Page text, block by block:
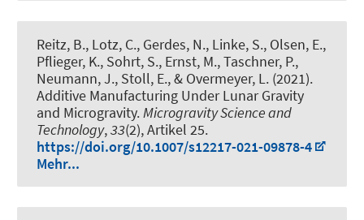
Reitz, B., Lotz, C., Gerdes, N., Linke, S., Olsen, E.,
Pflieger, K., Sohrt, S., Ernst, M., Taschner, P.,
Neumann, J., Stoll, E., & Overmeyer, L. (2021).
Additive Manufacturing Under Lunar Gravity
and Microgravity.Microgravity Science and
Technology,33(2), Artikel 25.
https://doi.org/10.1007/s12217-021-09878-4
Mehr...